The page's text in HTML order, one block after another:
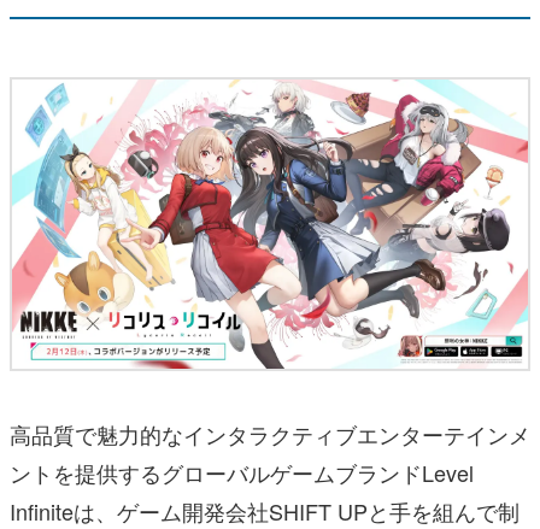
高品質で魅力的なインタラクティブエンターテインメ
ントを提供するグローバルゲームブランドLevel
Infiniteは、ゲーム開発会社SHIFT UPと手を組んで制